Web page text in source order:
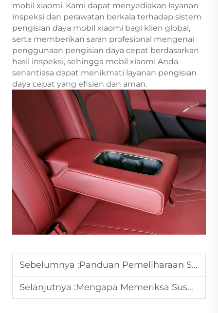
mobil xiaomi. Kami dapat menyediakan layanan
inspeksi dan perawatan berkala terhadap sistem
pengisian daya mobil xiaomi bagi klien global,
serta memberikan saran profesional mengenai
penggunaan pengisian daya cepat berdasarkan
hasil inspeksi, sehingga mobil xiaomi Anda
senantiasa dapat menikmati layanan pengisian
daya cepat yang efisien dan aman.
Sebelumnya :Panduan Pemeliharaan Sistem Listrik Mobil Xiaomi.
Selanjutnya :Mengapa Memeriksa Suspensi Mobil Jetour Sebelum Bepergian?